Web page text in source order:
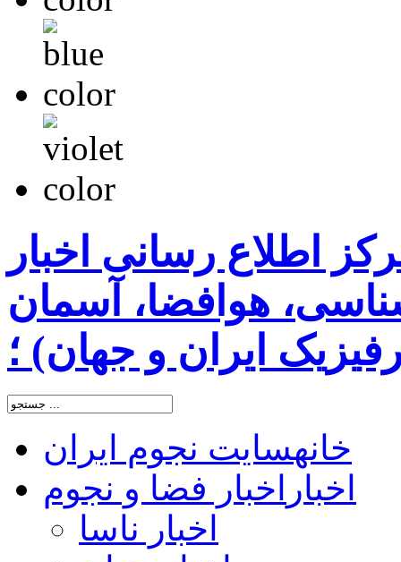
اطلاع رسانی اخبار
هوافضا، آسمان
ایران و جهان) ؛
خانهسایت نجوم ایران
اخبار اخبار فضا و نجوم
اخبار ناسا